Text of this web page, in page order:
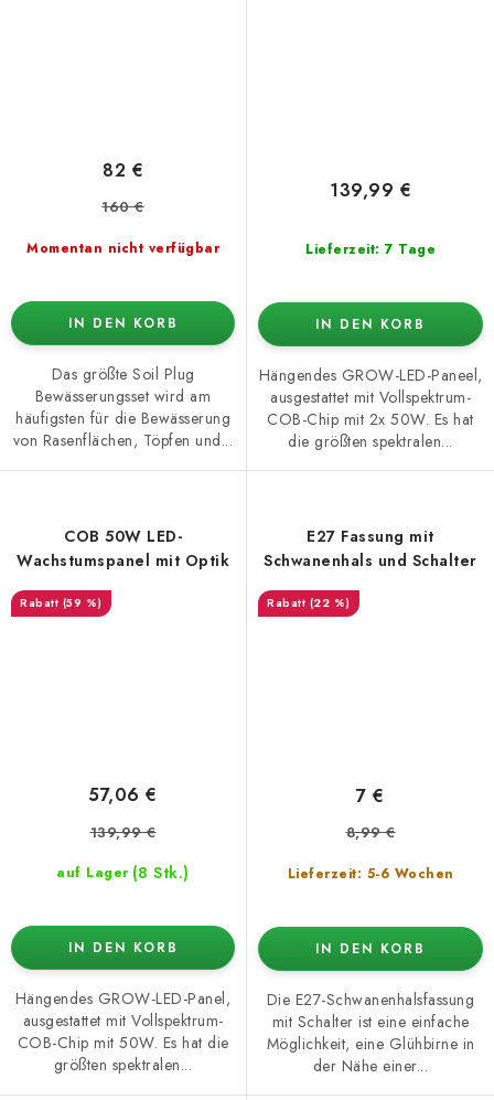
Momentan nicht verfügbar
82 €
160 €
IN DEN KORB
Das größte Soil Plug
Bewässerungsset wird am
häufigsten für die Bewässerung
von Rasenflächen, Töpfen und...
Lieferzeit: 7 Tage
139,99 €
IN DEN KORB
Hängendes GROW-LED-Paneel,
ausgestattet mit Vollspektrum-
COB-Chip mit 2x 50W. Es hat
die größten spektralen...
COB 50W LED-
Wachstumspanel mit Optik
(59 %)
auf Lager (8 Stk.)
57,06 €
139,99 €
IN DEN KORB
Hängendes GROW-LED-Panel,
ausgestattet mit Vollspektrum-
COB-Chip mit 50W. Es hat die
größten spektralen...
E27 Fassung mit
Schwanenhals und Schalter
(22 %)
Lieferzeit: 5-6 Wochen
7 €
8,99 €
IN DEN KORB
Die E27-Schwanenhalsfassung
mit Schalter ist eine einfache
Möglichkeit, eine Glühbirne in
der Nähe einer...